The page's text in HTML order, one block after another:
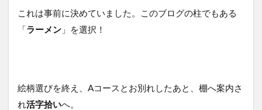
これは事前に決めていました。このブログの柱でもある
「ラーメン 」を選択！
絵柄選びを終え、Aコースとお別れしたあと、棚へ案内さ
れ活字拾いへ。